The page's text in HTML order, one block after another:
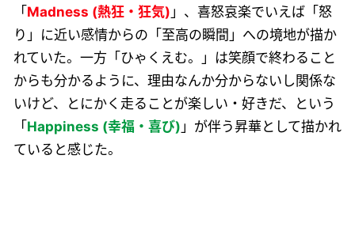
「 Madness (熱狂・狂気) 」、喜怒哀楽でいえば「怒
り」に近い感情からの「至高の瞬間」への境地が描か
れていた。一方「ひゃくえむ。」は笑顔で終わること
からも分かるように、理由なんか分からないし関係な
いけど、とにかく走ることが楽しい・好きだ、という
「 Happiness (幸福・喜び) 」が伴う昇華として描かれ
ていると感じた。